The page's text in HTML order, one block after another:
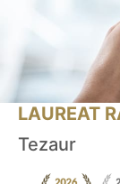
LAUREAT
Tezaur